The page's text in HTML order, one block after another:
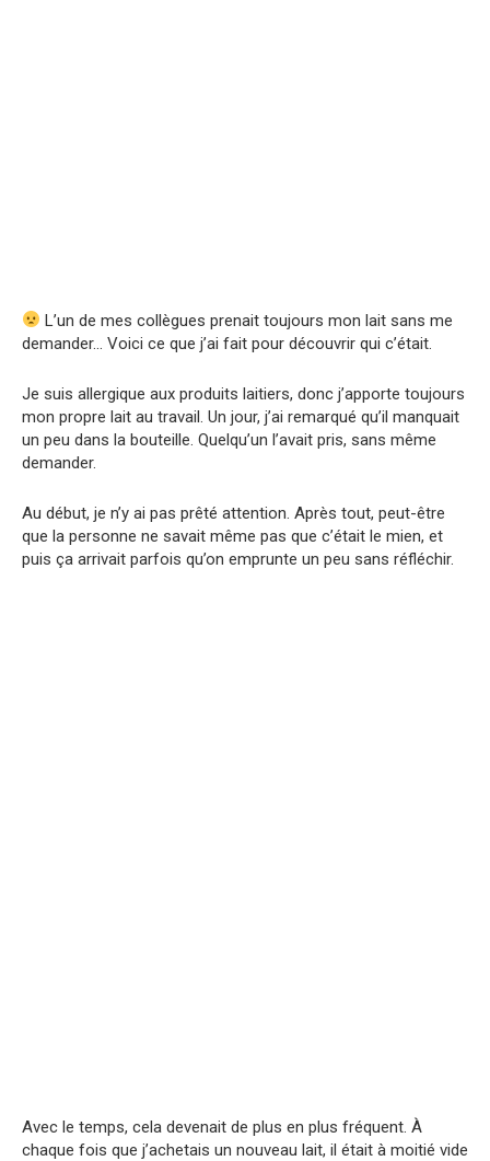
L’un de mes collègues prenait toujours mon lait sans me
demander… Voici ce que j’ai fait pour découvrir qui c’était.
Je suis allergique aux produits laitiers, donc j’apporte toujours
mon propre lait au travail. Un jour, j’ai remarqué qu’il manquait
un peu dans la bouteille. Quelqu’un l’avait pris, sans même
demander.
Au début, je n’y ai pas prêté attention. Après tout, peut-être
que la personne ne savait même pas que c’était le mien, et
puis ça arrivait parfois qu’on emprunte un peu sans réfléchir.
Avec le temps, cela devenait de plus en plus fréquent. À
chaque fois que j’achetais un nouveau lait, il était à moitié vide